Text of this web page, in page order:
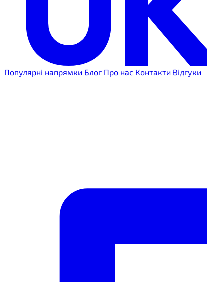
Популярні напрямки Блог Про нас Контакти Відгуки